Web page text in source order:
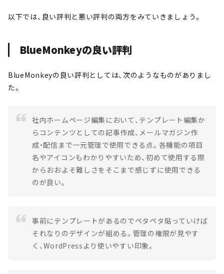
以下では、良い評判と悪い評判の両方をみていきましょう。
BlueMonkeyの良い評判
BlueMonkeyの良い評判としては、次のようなものがありまし
た。
社内ホームページ編集において、テンプレート編集か
らコンテンツとしての記事作成、メールマガジン作
成・配信まで一元管理で使用できる点。各機能の項目
名やアイコンもわかりやすいため、初めて使用する際
からおおよそ難しさをそこまで感じずに使用できる
のが良い。
事前にテンプレートがあるのでペタペタ貼っていけば
それなりのデザインが組める。管理の権限が見やす
く、WordPressより使いやすい印象。